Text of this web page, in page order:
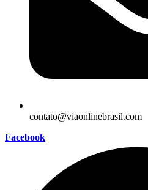
contato@viaonlinebrasil.com
Facebook